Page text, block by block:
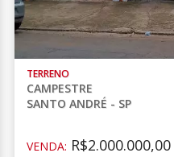
TERRENO
CAMPESTRE
SANTO ANDRÉ - SP
VENDA: R$2.000.000,00